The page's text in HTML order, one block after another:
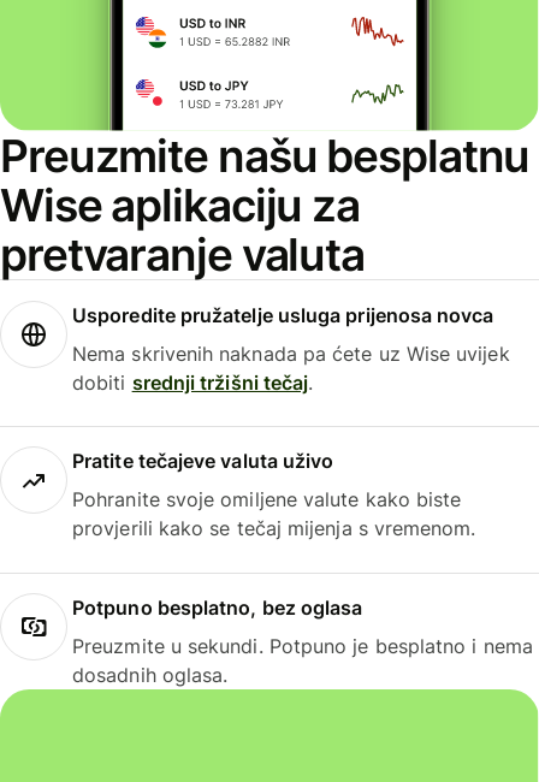
Preuzmite našu besplatnu
Wise aplikaciju za
pretvaranje valuta
Usporedite pružatelje usluga prijenosa novca
Nema skrivenih naknada pa ćete uz Wise uvijek
dobiti srednji tržišni tečaj.
Pratite tečajeve valuta uživo
Pohranite svoje omiljene valute kako biste
provjerili kako se tečaj mijenja s vremenom.
Potpuno besplatno, bez oglasa
Preuzmite u sekundi. Potpuno je besplatno i nema
dosadnih oglasa.